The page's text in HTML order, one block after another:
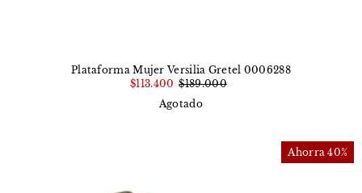
Plataforma Mujer Versilia Gretel 0006288
$113.400 $189.000
Agotado
Ahorra 40%